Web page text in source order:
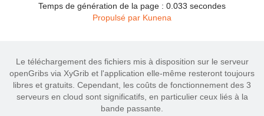
Temps de génération de la page : 0.033 secondes
Propulsé par Kunena
Le téléchargement des fichiers mis à disposition sur le serveur
openGribs via XyGrib et l'application elle-même resteront toujours
libres et gratuits. Cependant, les coûts de fonctionnement des 3
serveurs en cloud sont significatifs, en particulier ceux liés à la
bande passante.